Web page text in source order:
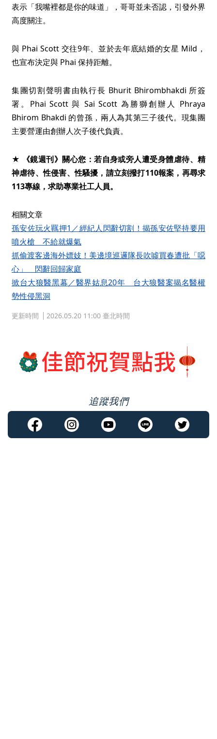
表示「我嘴裡都是你的味道」，哥哥並未否認，引發外界
高度關注。
與 Phai Scott 交往9年、並於去年底結婚的女星 Mild，
也宣布決定與 Phai 保持距離。
集團切割聲明書由執行長 Bhurit Bhirombhakdi 所簽
署。Phai Scott 與 Sai Scott 為勝獅創辦人 Phraya
Bhirom Bhakdi 的曾孫，兩人為其第三子後代。現集團
主要營運由創辦人次子後代負責。
★ 《鏡週刊》關心您：若自身或旁人遭受身體虐待、精
神虐待、性侵害、性騷擾，請立刻撥打110報案，再尋求
113專線，求助專業社工人員。
相關文章
孫安佐玩火羈押1／經紀人閃辭切割！揭孫安佐堅持要用
噴火槍 不給就爆氣
抓偷渡客邊海外嫖妓！美邊境巡邏隊長吹噓買春遭批「噁
心」 閃辭回歸家庭
掀台大狼醫黑幕／醫界姑息20年 台大狼醫案揭名醫權
勢性侵黑洞
更新時間 2026.05.20 11:00 臺北時間
追蹤我們